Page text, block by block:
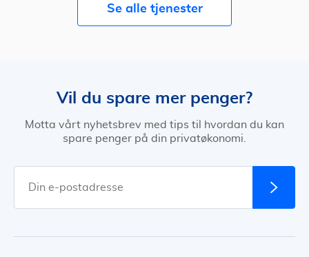
Se alle tjenester
Vil du spare mer penger?
Motta vårt nyhetsbrev med tips til hvordan du kan
spare penger på din privatøkonomi.